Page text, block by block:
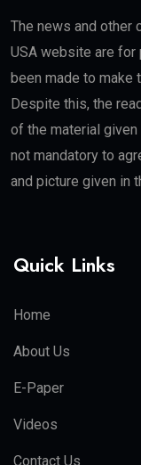
The news and other
USA website are for
been made to make
Despite this, the
of the material
not mandatory to
and picture given in
Quick Links
Home
About Us
E-Paper
Videos
Contact Us